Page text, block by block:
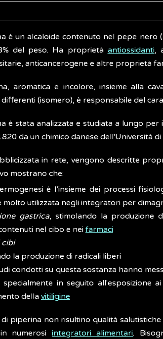
è un alcaloide contenuto nel pepe nero
del peso. Ha proprietà antiossidanti,
anticancerogene e altre proprietà
aromatica e incolore, insieme alla
(isomero), è responsabile del
è stata analizzata e studiata a lungo
da un chimico danese dell'Università
in rete, vengono descritte
mostrano che:
è l’insieme dei processi
utilizzata negli integratori per
gastrica, stimolando la produzione
nel cibo e nei farmaci
cibi
la produzione di radicali liberi
condotti su questa sostanza hanno
in seguito all'esposizione
della vitiligine
piperina non risultino qualità
numerosi integratori alimentari.